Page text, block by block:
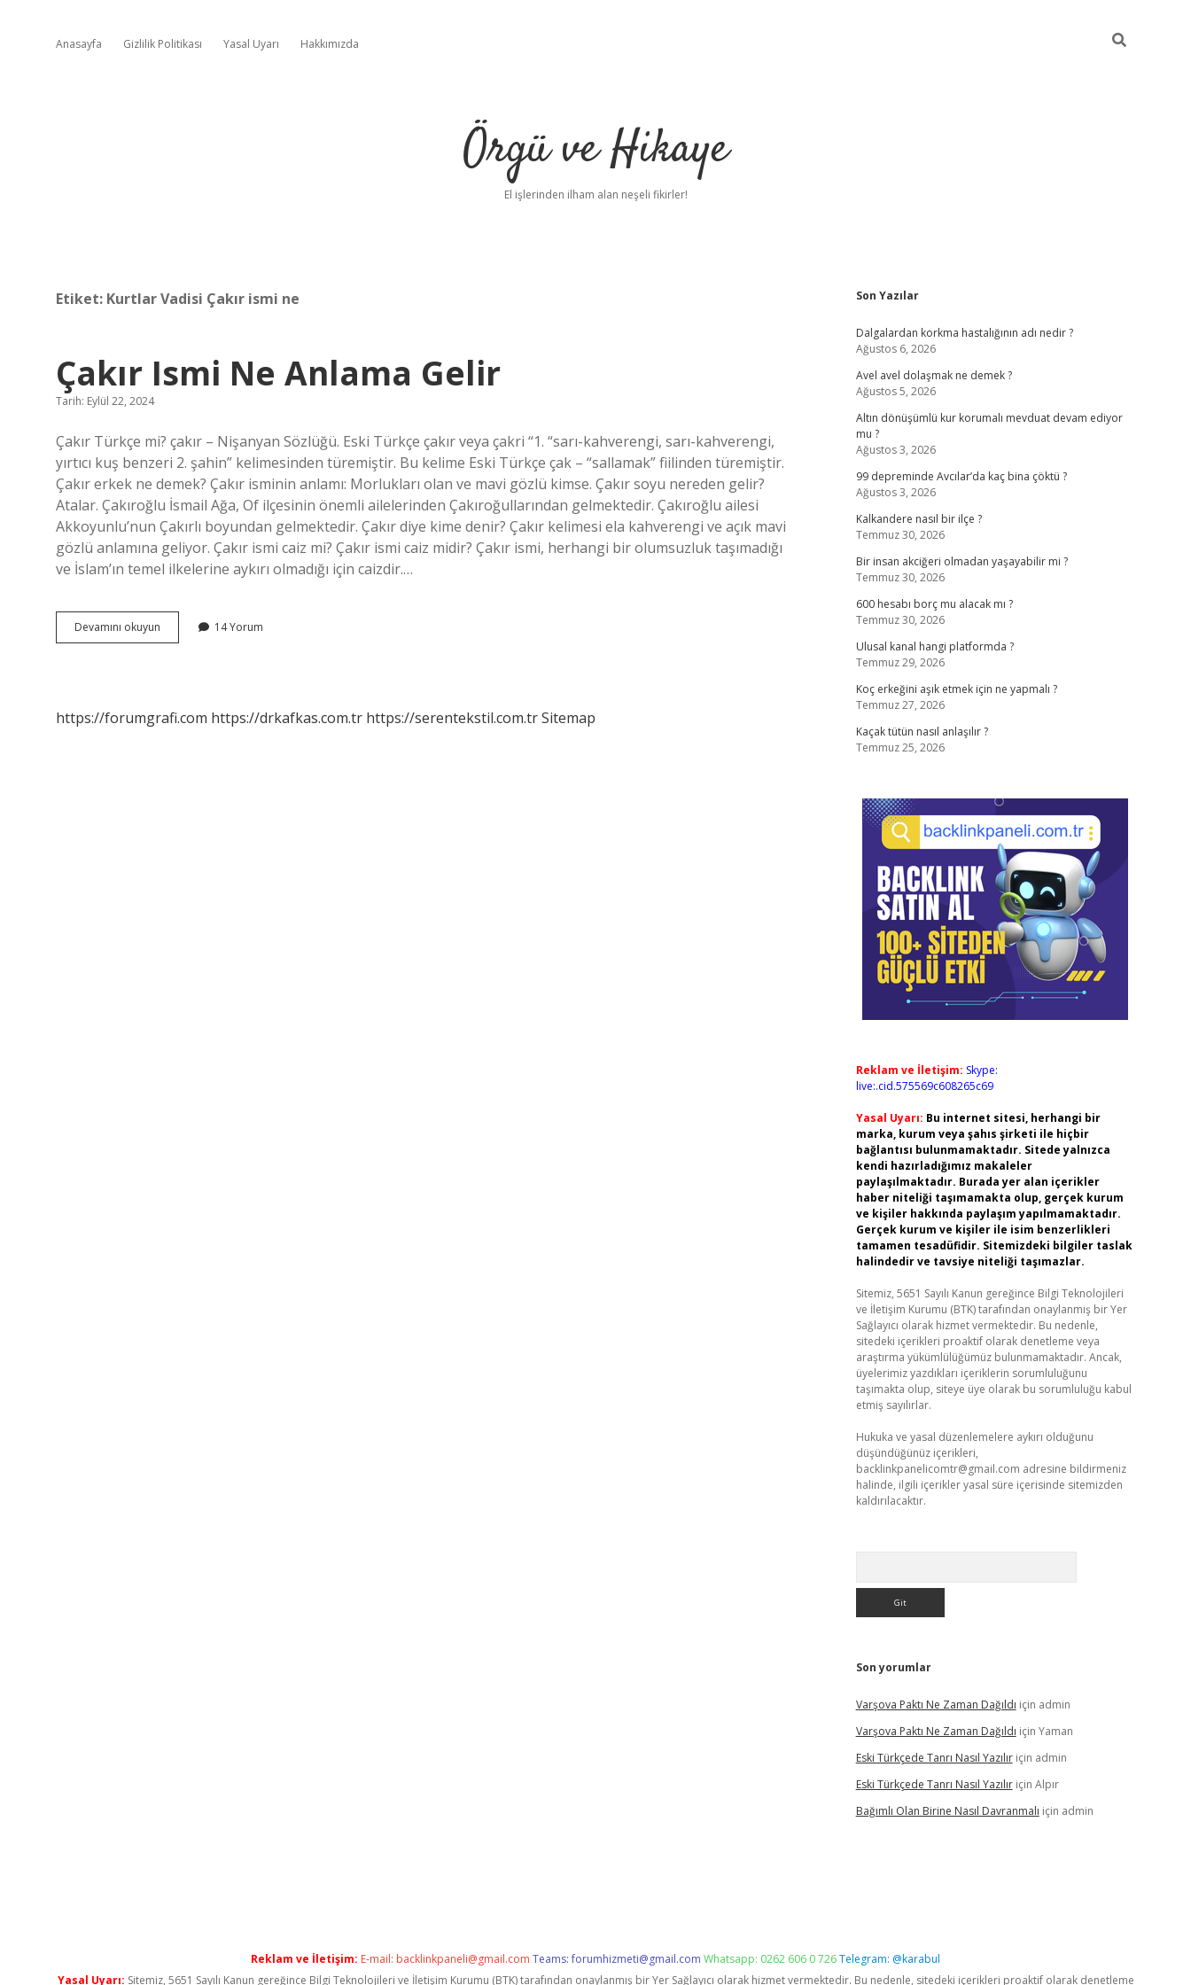
Anasayfa Gizlilik Politikası Yasal Uyarı Hakkımızda
Örgü ve Hikaye
El işlerinden ilham alan neşeli fikirler!
Etiket: Kurtlar Vadisi Çakır ismi ne
Çakır Ismi Ne Anlama Gelir
Tarih: Eylül 22, 2024
Çakır Türkçe mi? çakır – Nişanyan Sözlüğü. Eski Türkçe çakır veya çakri “1. “sarı-kahverengi, sarı-kahverengi,
yırtıcı kuş benzeri 2. şahin” kelimesinden türemiştir. Bu kelime Eski Türkçe çak – “sallamak” fiilinden türemiştir.
Çakır erkek ne demek? Çakır isminin anlamı: Morlukları olan ve mavi gözlü kimse. Çakır soyu nereden gelir?
Atalar. Çakıroğlu İsmail Ağa, Of ilçesinin önemli ailelerinden Çakıroğullarından gelmektedir. Çakıroğlu ailesi
Akkoyunlu’nun Çakırlı boyundan gelmektedir. Çakır diye kime denir? Çakır kelimesi ela kahverengi ve açık mavi
gözlü anlamına geliyor. Çakır ismi caiz mi? Çakır ismi caiz midir? Çakır ismi, herhangi bir olumsuzluk taşımadığı
ve İslam’ın temel ilkelerine aykırı olmadığı için caizdir.…
Devamını okuyun
Ismi
14 Yorum
https://forumgrafi.com https://drkafkas.com.tr https://serentekstil.com.trSitemap
Sidebar
Son Yazılar
Dalgalardan korkma hastalığının adı nedir ?
Ağustos 6, 2026
Avel avel dolaşmak ne demek ?
Ağustos 5, 2026
Altın dönüşümlü kur korumalı mevduat devam ediyor
mu ?
Ağustos 3, 2026
99 depreminde Avcılar’da kaç bina çöktü ?
Ağustos 3, 2026
Kalkandere nasıl bir ilçe ?
Temmuz 30, 2026
Bir insan akciğeri olmadan yaşayabilir mi ?
Temmuz 30, 2026
600 hesabı borç mu alacak mı ?
Temmuz 30, 2026
Ulusal kanal hangi platformda ?
Temmuz 29, 2026
Koç erkeğini aşık etmek için ne yapmalı ?
Temmuz 27, 2026
Kaçak tütün nasıl anlaşılır ?
Temmuz 25, 2026
Reklam ve İletişim: Skype:
live:.cid.575569c608265c69
Yasal Uyarı: Bu internet sitesi, herhangi bir
marka, kurum veya şahıs şirketi ile hiçbir
bağlantısı bulunmamaktadır. Sitede yalnızca
kendi hazırladığımız makaleler
paylaşılmaktadır. Burada yer alan içerikler
haber niteliği taşımamakta olup, gerçek kurum
ve kişiler hakkında paylaşım yapılmamaktadır.
Gerçek kurum ve kişiler ile isim benzerlikleri
tamamen tesadüfidir. Sitemizdeki bilgiler taslak
halindedir ve tavsiye niteliği taşımazlar.
Sitemiz, 5651 Sayılı Kanun gereğince Bilgi Teknolojileri
ve İletişim Kurumu (BTK) tarafından onaylanmış bir Yer
Sağlayıcı olarak hizmet vermektedir. Bu nedenle,
sitedeki içerikleri proaktif olarak denetleme veya
araştırma yükümlülüğümüz bulunmamaktadır. Ancak,
üyelerimiz yazdıkları içeriklerin sorumluluğunu
taşımakta olup, siteye üye olarak bu sorumluluğu kabul
etmiş sayılırlar.
Hukuka ve yasal düzenlemelere aykırı olduğunu
düşündüğünüz içerikleri,
backlinkpanelicomtr@gmail.com adresine bildirmeniz
halinde, ilgili içerikler yasal süre içerisinde sitemizden
kaldırılacaktır.
Son yorumlar
Varşova Paktı Ne Zaman Dağıldı için admin
Varşova Paktı Ne Zaman Dağıldı için Yaman
Eski Türkçede Tanrı Nasıl Yazılıriçin admin
Eski Türkçede Tanrı Nasıl Yazılıriçin Alpır
Bağımlı Olan Birine Nasıl Davranmalı için admin
Reklam ve İletişim: E-mail: backlinkpaneli@gmail.com Teams:forumhizmeti@gmail.com Whatsapp: 0262 606 0 726Telegram: @karabul
Yasal Uyarı: Sitemiz, 5651 Sayılı Kanun gereğince Bilgi Teknolojileri ve İletişim Kurumu (BTK) tarafından onaylanmış bir Yer Sağlayıcı olarak hizmet vermektedir. Bu nedenle, sitedeki içerikleri proaktif olarak denetleme